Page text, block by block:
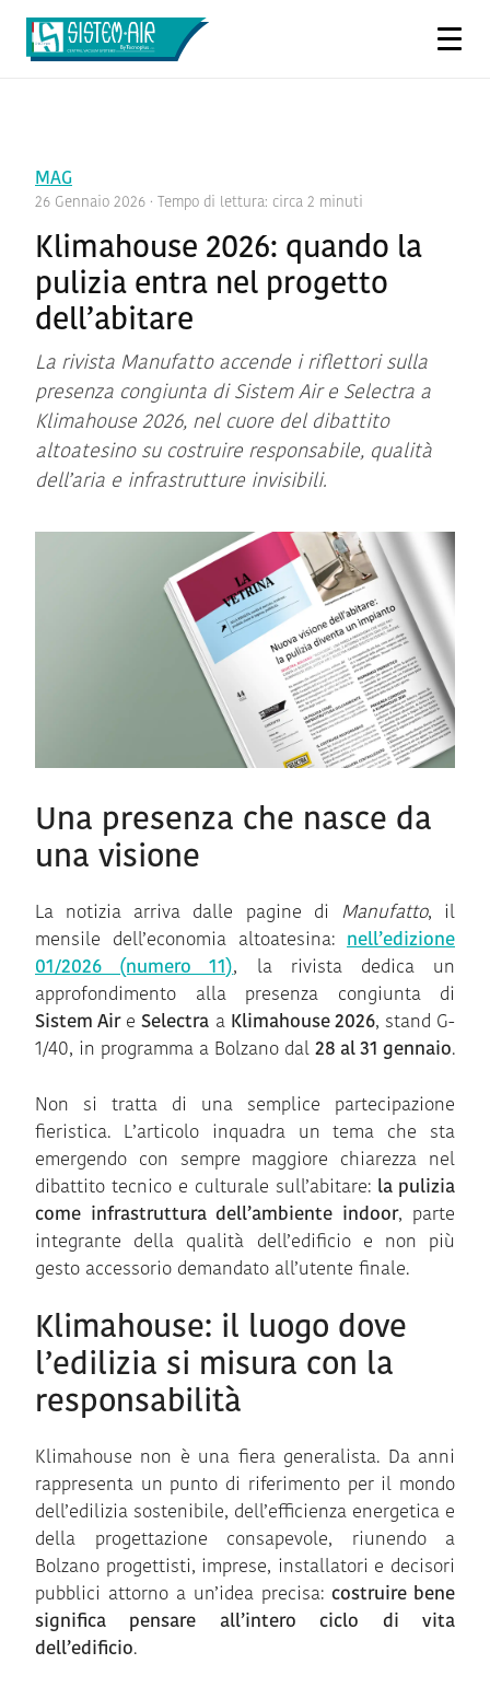
MAG
26 Gennaio 2026 · Tempo di lettura: circa 2 minuti
Klimahouse 2026: quando la
pulizia entra nel progetto
dell’abitare
La rivista Manufatto accende i riflettori sulla
presenza congiunta di Sistem Air e Selectra a
Klimahouse 2026, nel cuore del dibattito
altoatesino su costruire responsabile, qualità
dell’aria e infrastrutture invisibili.
Una presenza che nasce da
una visione
La notizia arriva dalle pagine di Manufatto, il
mensile dell’economia altoatesina: nell’edizione
01/2026 (numero 11), la rivista dedica un
approfondimento alla presenza congiunta di
Sistem AireSelectra a Klimahouse 2026, stand G-
1/40, in programma a Bolzano dal 28 al 31 gennaio.
Non si tratta di una semplice partecipazione
fieristica. L’articolo inquadra un tema che sta
emergendo con sempre maggiore chiarezza nel
dibattito tecnico e culturale sull’abitare: la pulizia
come infrastruttura dell’ambiente indoor, parte
integrante della qualità dell’edificio e non più
gesto accessorio demandato all’utente finale.
Klimahouse: il luogo dove
l’edilizia si misura con la
responsabilità
Klimahouse non è una fiera generalista. Da anni
rappresenta un punto di riferimento per il mondo
dell’edilizia sostenibile, dell’efficienza energetica e
della progettazione consapevole, riunendo a
Bolzano progettisti, imprese, installatori e decisori
pubblici attorno a un’idea precisa: costruire bene
significa pensare all’intero ciclo di vita
dell’edificio.